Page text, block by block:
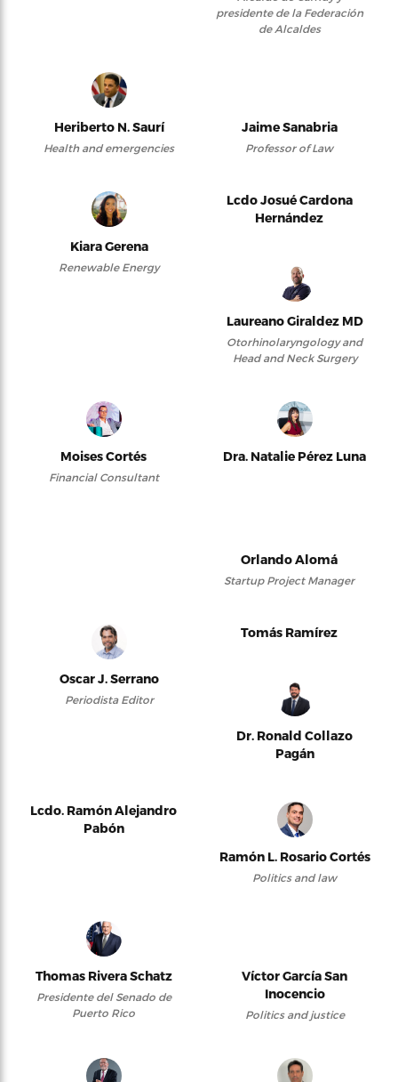
presidente de la Federación
de Alcaldes
Heriberto N. Saurí
Health and emergencies
Jaime Sanabria
Professor of Law
Kiara Gerena
Renewable Energy
Lcdo Josué Cardona
Hernández
Laureano Giraldez MD
Otorhinolaryngology and
Head and Neck Surgery
Moises Cortés
Financial Consultant
Dra. Natalie Pérez Luna
Orlando Alomá
Startup Project Manager
Oscar J. Serrano
Periodista Editor
Tomás Ramírez
Dr. Ronald Collazo
Pagán
Lcdo. Ramón Alejandro
Pabón
Ramón L. Rosario Cortés
Politics and law
Thomas Rivera Schatz
Presidente del Senado de
Puerto Rico
Víctor García San
Inocencio
Politics and justice